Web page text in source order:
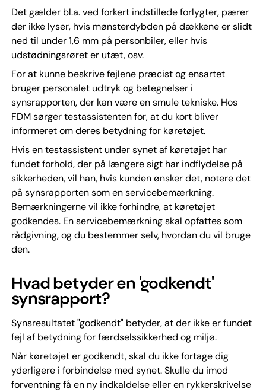
Det gælder bl.a. ved forkert indstillede forlygter, pærer
der ikke lyser, hvis mønsterdybden på dækkene er slidt
ned til under 1,6 mm på personbiler, eller hvis
udstødningsrøret er utæt, osv.
For at kunne beskrive fejlene præcist og ensartet
bruger personalet udtryk og betegnelser i
synsrapporten, der kan være en smule tekniske. Hos
FDM sørger testassistenten for, at du kort bliver
informeret om deres betydning for køretøjet.
Hvis en testassistent under synet af køretøjet har
fundet forhold, der på længere sigt har indflydelse på
sikkerheden, vil han, hvis kunden ønsker det, notere det
på synsrapporten som en servicebemærkning.
Bemærkningerne vil ikke forhindre, at køretøjet
godkendes. En servicebemærkning skal opfattes som
rådgivning, og du bestemmer selv, hvordan du vil bruge
den.
Hvad betyder en 'godkendt'
synsrapport?
Synsresultatet "godkendt" betyder, at der ikke er fundet
fejl af betydning for færdselssikkerhed og miljø.
Når køretøjet er godkendt, skal du ikke fortage dig
yderligere i forbindelse med synet. Skulle du imod
forventning få en ny indkaldelse eller en rykkerskrivelse